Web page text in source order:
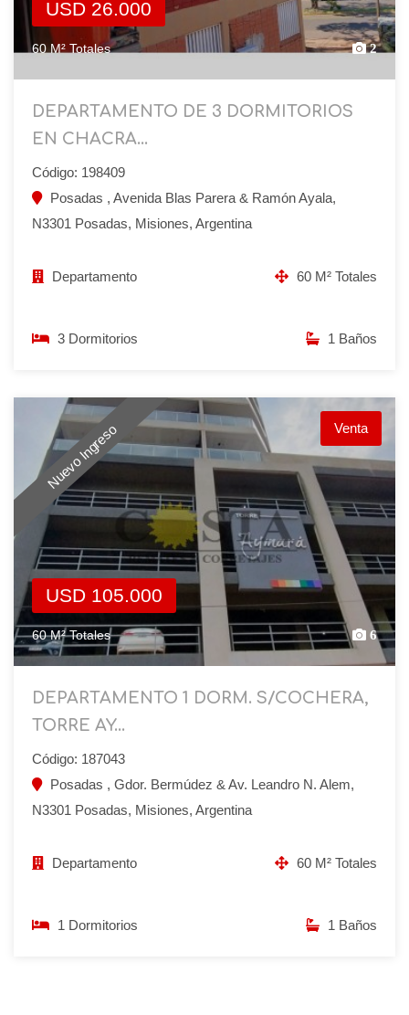
USD 26.000
60 M² Totales 2
DEPARTAMENTO DE 3 DORMITORIOS
EN CHACRA...
Código: 198409
Posadas , Avenida Blas Parera & Ramón Ayala,
N3301 Posadas, Misiones, Argentina
Departamento 60 M² Totales
3 Dormitorios 1 Baños
Nuevo Ingreso Venta
USD 105.000
60 M² Totales 6
DEPARTAMENTO 1 DORM. S/COCHERA,
TORRE AY...
Código: 187043
Posadas , Gdor. Bermúdez & Av. Leandro N. Alem,
N3301 Posadas, Misiones, Argentina
Departamento 60 M² Totales
1 Dormitorios 1 Baños